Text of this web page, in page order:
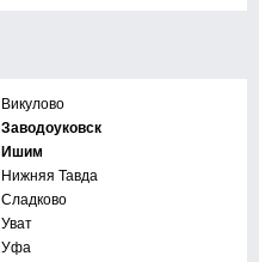
Викулово
Заводоуковск
Ишим
Нижняя Тавда
Сладково
Уват
Уфа